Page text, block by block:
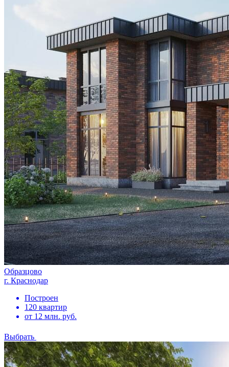
Образцово
г. Краснодар
Построен
120 квартир
от 12 млн. руб.
Выбрать